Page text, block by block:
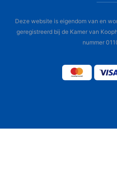
Deze website is eigendom van en
geregistreerd bij de Kamer van
nummer